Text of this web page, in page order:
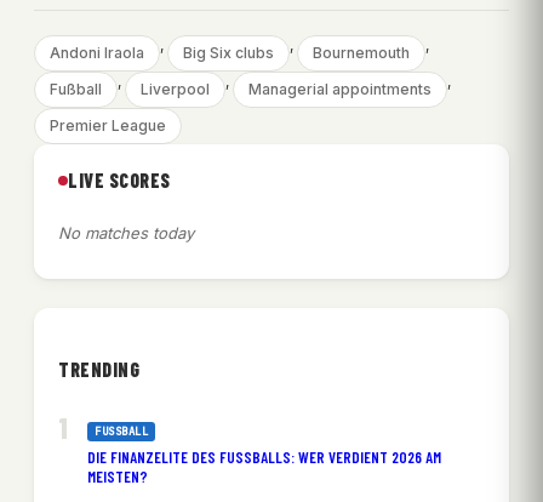
Andoni Iraola , Big Six clubs , Bournemouth ,
Fußball , Liverpool , Managerial appointments ,
Premier League
LIVE SCORES
No matches today
TRENDING
FUSSBALL
DIE FINANZELITE DES FUSSBALLS: WER VERDIENT 2026 AM M
EISTEN?